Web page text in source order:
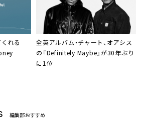
れる
全英アルバム・チャート、オアシス
の『Definitely Maybe』が30年ぶり
に1位
編集部おすすめ